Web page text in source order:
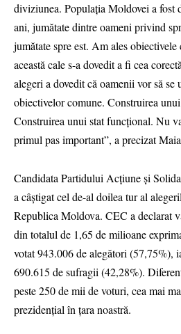
diviziunea. Populația Moldovei a fost
ani, jumătate dintre oameni privind
jumătate spre est. Am ales
această cale s-a dovedit a fi cea
alegeri a dovedit că oamenii vor să se
obiectivelor comune. Construirea
Construirea unui stat funcțional. Nu
primul pas important”, a precizat
Candidata Partidului Acţiune şi
a câştigat cel de-al doilea tur al
Republica Moldova. CEC a declarat
din totalul de 1,65 de milioane
votat 943.006 de alegători (57,75%),
690.615 de sufragii (42,28%).
peste 250 de mii de voturi, cea mai
prezidențial în țara noastră.